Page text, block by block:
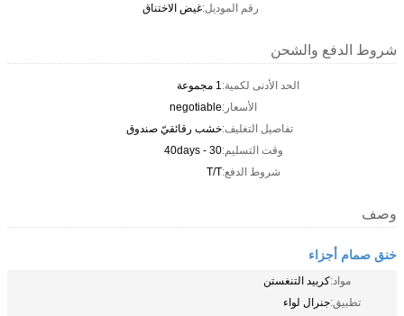
رقم الموديل:غيض الاختناق
شروط الدفع والشحن
الحد الأدنى لكمية:1 مجموعة
الأسعار:negotiable
تفاصيل التغليف:خشب رقائقيّ صندوق
وقت التسليم:30 - 40days
شروط الدفع:T/T
وصف
خنق صمام أجزاء
مواد:كربيد التنغستن
تطبيق:جنرال لواء